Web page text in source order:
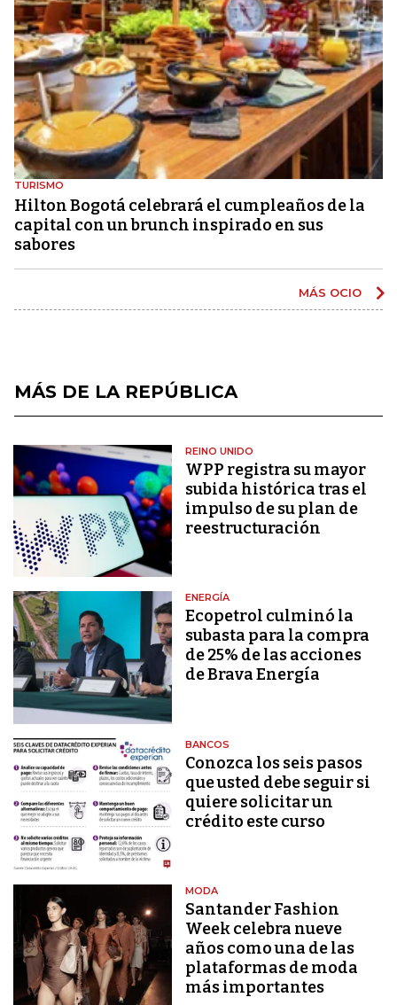
TURISMO
Hilton Bogotá celebrará el cumpleaños de la
capital con un brunch inspirado en sus
sabores
MÁS OCIO
MÁS DE LA REPÚBLICA
REINO UNIDO
WPP registra su mayor
subida histórica tras el
impulso de su plan de
reestructuración
ENERGÍA
Ecopetrol culminó la
subasta para la compra
de 25% de las acciones
de Brava Energía
BANCOS
Conozca los seis pasos
que usted debe seguir si
quiere solicitar un
crédito este curso
MODA
Santander Fashion
Week celebra nueve
años como una de las
plataformas de moda
más importantes